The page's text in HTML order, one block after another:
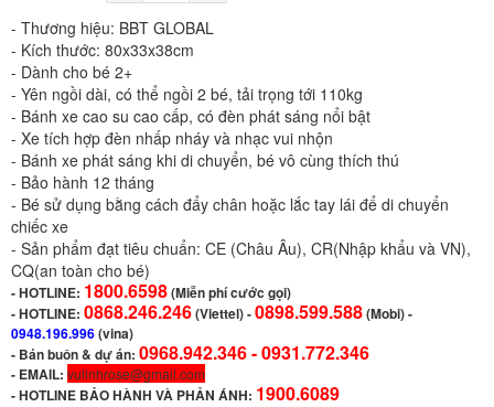
- Thương hiệu: BBT GLOBAL
- Kích thước: 80x33x38cm
- Dành cho bé 2+
- Yên ngồi dài, có thể ngồi 2 bé, tải trọng tới 110kg
- Bánh xe cao su cao cấp, có đèn phát sáng nổi bật
- Xe tích hợp đèn nhấp nháy và nhạc vui nhộn
- Bánh xe phát sáng khi di chuyển, bé vô cùng thích thú
- Bảo hành 12 tháng
- Bé sử dụng bằng cách đẩy chân hoặc lắc tay lái để di chuyển
chiếc xe
- Sản phẩm đạt tiêu chuẩn: CE (Châu Âu), CR(Nhập khẩu và VN),
CQ(an toàn cho bé)
-HOTLINE: 1800.6598(Miễn phí cước gọi)
- HOTLINE: 0868.246.246(Viettel)-0898.599.588(Mobi) -
0948.196.996(vina)
- Bán buôn & dự án: 0968.942.346 -0931.772.346
- EMAIL: vulinhrose@gmail.com
-HOTLINE BẢO HÀNH VÀ PHẢN ÁNH: 1900.6089